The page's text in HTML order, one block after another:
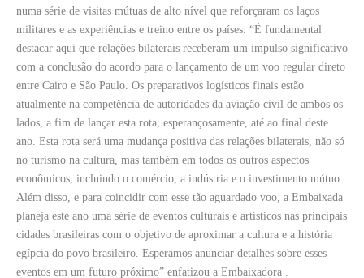
numa série de visitas mútuas de alto nível que reforçaram os laços
militares e as experiências e treino entre os países. “É fundamental
destacar aqui que relações bilaterais receberam um impulso significativo
com a conclusão do acordo para o lançamento de um voo regular direto
entre Cairo e São Paulo. Os preparativos logísticos finais estão
atualmente na competência de autoridades da aviação civil de ambos os
lados, a fim de lançar esta rota, esperançosamente, até ao final deste
ano. Esta rota será uma mudança positiva das relações bilaterais, não só
no turismo na cultura, mas também em todos os outros aspectos
econômicos, incluindo o comércio, a indústria e o investimento mútuo.
Além disso, e para coincidir com esse tão aguardado voo, a Embaixada
planeja este ano uma série de eventos culturais e artísticos nas principais
cidades brasileiras com o objetivo de aproximar a cultura e a história
egípcia do povo brasileiro. Esperamos anunciar detalhes sobre esses
eventos em um futuro próximo” enfatizou a Embaixadora .